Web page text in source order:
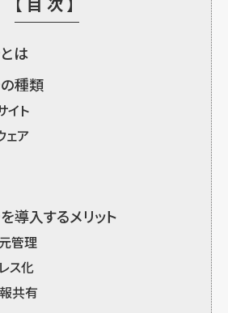
【目次】
は
種類
イト
ェア
導入するメリット
管理
ス化
共有